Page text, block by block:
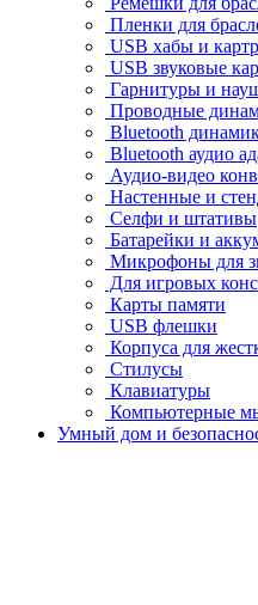
Пленки для
USB хабы и
USB звуковые
Гарнитуры и
Проводные
Bluetooth
Bluetooth аудио
Аудио-видео
Настенные и
Селфи и штативы
Батарейки и
Микрофоны для
Для игровых
Карты памяти
USB флешки
Корпуса для
Стилусы
Клавиатуры
Компьютерные
Умный дом и